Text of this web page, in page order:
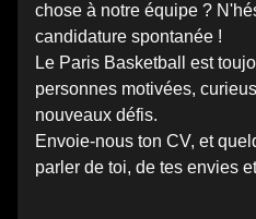
chose à notre équipe ?
candidature spontanée !
Le Paris Basketball est
personnes motivées,
nouveaux défis.
Envoie-nous ton CV, et
parler de toi, de tes envies